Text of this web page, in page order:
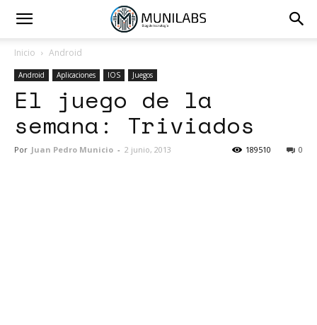
Inicio Android
Android Aplicaciones IOS Juegos
El juego de la
semana: Triviados
Por Juan Pedro Municio - 2 junio, 2013 0
189510